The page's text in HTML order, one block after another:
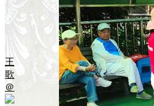
王
歌
＠